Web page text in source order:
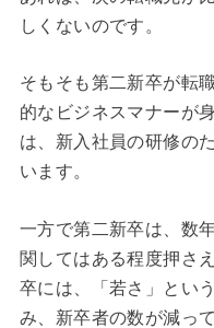
しくないのです。
そもそも第二新卒が転
的なビジネスマナーが
は、新入社員の研修の
います。
一方で第二新卒は、数
関してはある程度押さ
卒には、「若さ」とい
み、新卒者の数が減っ